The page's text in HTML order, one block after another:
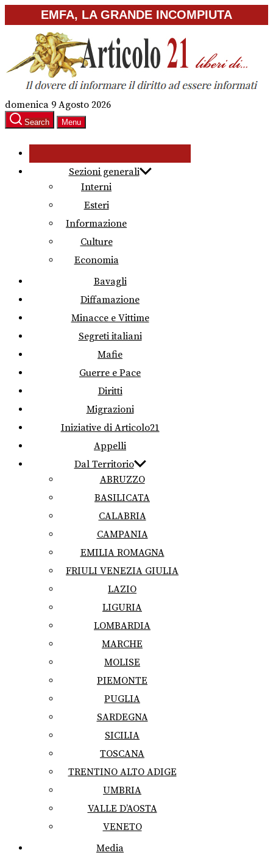
to
content
EMFA, LA GRANDE INCOMPIUTA
domenica 9 Agosto 2026
Search Menu
Sezioni generali
Interni
Esteri
Informazione
Culture
Economia
Bavagli
Diffamazione
Minacce e Vittime
Segreti italiani
Mafie
Guerre e Pace
Diritti
Migrazioni
Iniziative di Articolo21
Appelli
Dal Territorio
ABRUZZO
BASILICATA
CALABRIA
CAMPANIA
EMILIA ROMAGNA
FRIULI VENEZIA GIULIA
LAZIO
LIGURIA
LOMBARDIA
MARCHE
MOLISE
PIEMONTE
PUGLIA
SARDEGNA
SICILIA
TOSCANA
TRENTINO ALTO ADIGE
UMBRIA
VALLE D’AOSTA
VENETO
Media